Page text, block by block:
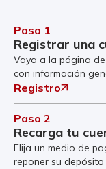
Paso 1
Registrar una
Vaya a la página
con información
Registro
Paso 2
Recarga tu
Elija un medio de
reponer su depósito